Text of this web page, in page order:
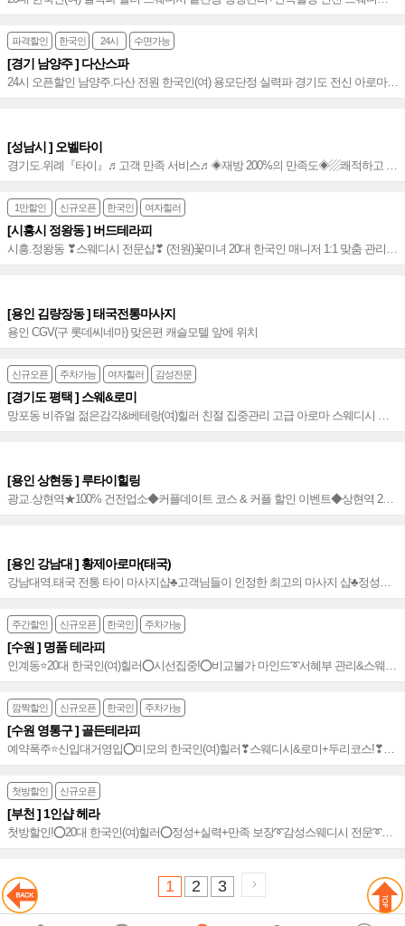
경기 일산 1인샵 힐링 테라피~♥
파격할인 한국인 24시 수면가능
[경기 남양주 ] 다산스파
24시 오픈할인 남양주.다산 전원 한국인(여) 용모단정 실력파 경기도 전신 아로마
소문난 집 수면 무료 쾌적한 공간 ~♥
[성남시 ] 오벨타이
경기도.위례『타이』♬고객 만족 서비스♬◈재방 200%의 만족도◈▨쾌적하고 안
락한 힐링공간▧위례 광장로 롯데시네마 건물에 위치~♤
1만할인 신규오픈 한국인 여자힐러
[시흥시 정왕동 ] 버드테라피
시흥.정왕동 ❣스웨디시 전문샵❣ (전원)꽃미녀 20대 한국인 매니저 1:1 맞춤 관리⭐️
만족도 최상의 정왕동 스웨디시 샵~⭐️
[용인 김량장동 ] 태국전통마사지
용인 CGV(구 롯데씨네마) 맞은편 캐슬모텔 앞에 위치
신규오픈 주차가능 여자힐러 감성전문
[경기도 평택 ] 스웨&로미
망포동 비쥬얼 젊은감각&베테랑(여)힐러 친절 집중관리 고급 아로마 스웨디시 센
슈얼 추천 코스 강추 프리미엄급 힐링샵~♥
[용인 상현동 ] 루타이힐링
광교.상현역★100% 건전업소◆커플데이트 코스 & 커플 할인 이벤트◆상현역 2번
출구_2분 거리 위치★고급스러운 타이마사지~◈
[용인 강남대 ] 황제아로마(태국)
강남대역.태국 전통 타이 마사지샵♣고객님들이 인정한 최고의 마사지 샵♣정성을
다하는 관리사님♣강남대역 2번출구 3분거리_강남대 앞에 위치~★
주간할인 신규오픈 한국인 주차가능
[수원 ] 명품 테라피
인계동⭐️20대 한국인(여)힐러⭕시선집중!⭕비교불가 마인드➰서혜부 관리&스웨디
시➰프리미엄급 스페셜 가성비~⭐️
깜짝할인 신규오픈 한국인 주차가능
[수원 영통구 ] 골든테라피
예약폭주⭐️신입대거영입⭕미모의 한국인(여)힐러❣스웨디시&로미+두리코스!❣주
간╋회원╋특가 할인! 풍성한 혜택⭐️고품격 프라이빗 힐링공간✔만족도 높은 수원
프리미엄 샵~⭐️
첫방할인 신규오픈
[부천 ] 1인샵 헤라
첫방할인!⭕20대 한국인(여)힐러⭕정성+실력+만족 보장➰감성스웨디시 전문➰위
생&청결!⭕행복힐링☆감성적 1인샵~☆
1 2 3